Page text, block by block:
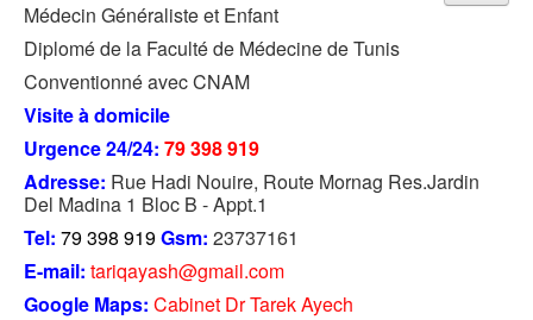
Médecin Généraliste et Enfant
Diplomé de la Faculté de Médecine de Tunis
Conventionné avec CNAM
Visite à domicile
Urgence 24/24: 79 398 919
Adresse: Rue Hadi Nouire, Route Mornag Res.Jardin
Del Madina 1 Bloc B - Appt.1
Tel: 79 398 919Gsm: 23737161
E-mail: tariqayash@gmail.com
Google Maps: Cabinet Dr Tarek Ayech